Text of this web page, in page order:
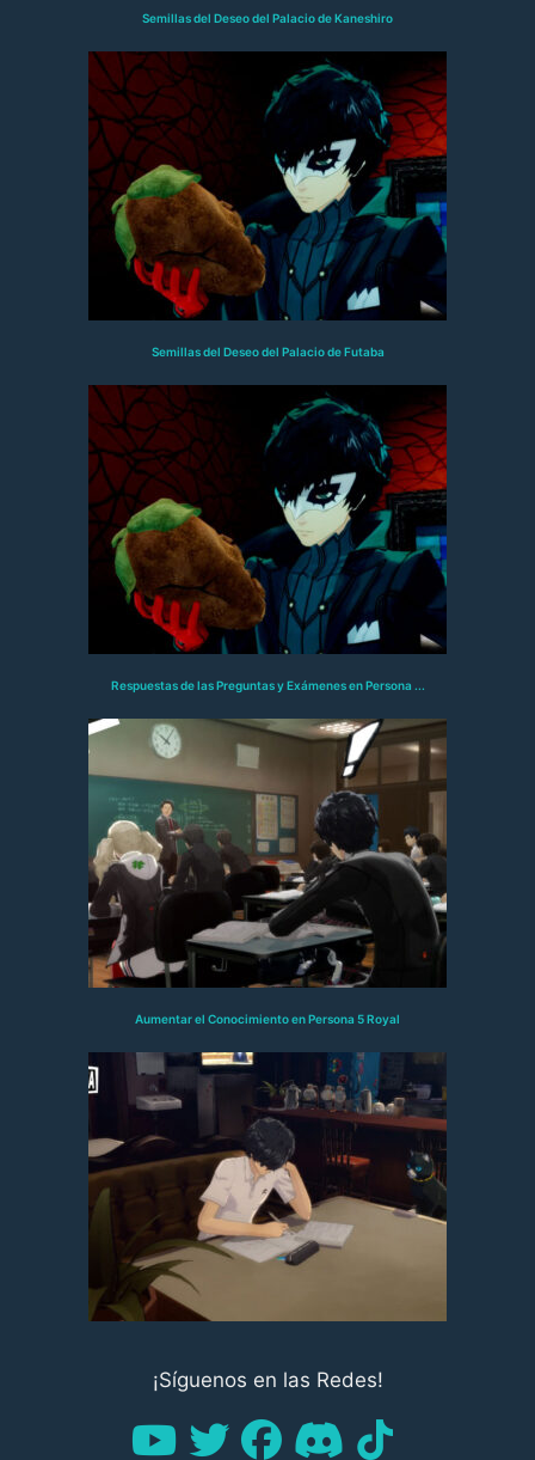
Semillas del Deseo del Palacio de Kaneshiro
Semillas del Deseo del Palacio de Futaba
Respuestas de las Preguntas y Exámenes en Persona ...
Aumentar el Conocimiento en Persona 5 Royal
¡Síguenos en las Redes!